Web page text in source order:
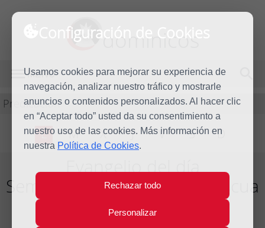
Configuración de Cookies
Usamos cookies para mejorar su experiencia de
navegación, analizar nuestro tráfico y mostrarle
anuncios o contenidos personalizados. Al hacer clic
en “Aceptar todo” usted da su consentimiento a
nuestro uso de las cookies. Más información en
nuestra Política de Cookies.
Rechazar todo
Personalizar
dominicos
MENÚ
Predicación
L M X J V S D
Evangelio del día
Semana de la Octava de Pascua
Del día 17 al 23 de Abril de 2022